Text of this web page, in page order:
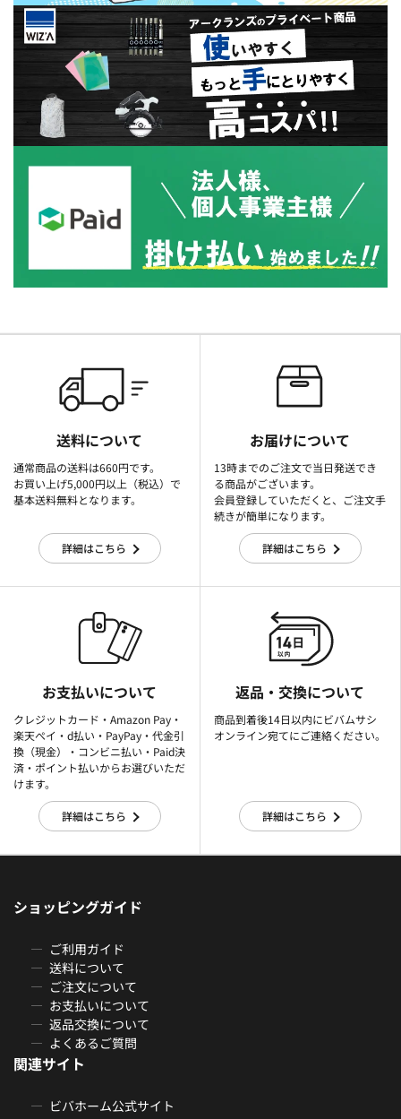
送料について
通常商品の送料は660円です。
お買い上げ5,000円以上（税込）で
基本送料無料となります。
詳細はこちら
お届けについて
13時までのご注文で当日発送でき
る商品がございます。
会員登録していただくと、ご注文手
続きが簡単になります。
詳細はこちら
お支払いについて
クレジットカード・Amazon Pay・
楽天ぺイ・d払い・PayPay・代金引
換（現金）・コンビニ払い・Paid決
済・ポイント払いからお選びいただ
けます。
詳細はこちら
返品・交換について
商品到着後14日以内にビバムサシ
オンライン宛てにご連絡ください。
詳細はこちら
ショッピングガイド
ご利用ガイド
送料について
ご注文について
お支払いについて
返品交換について
よくあるご質問
関連サイト
ビバホーム公式サイト